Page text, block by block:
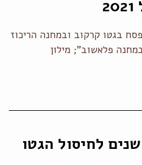
בגטו קרקוב ובמחנה הריכוז
פלאשוב"; מילון